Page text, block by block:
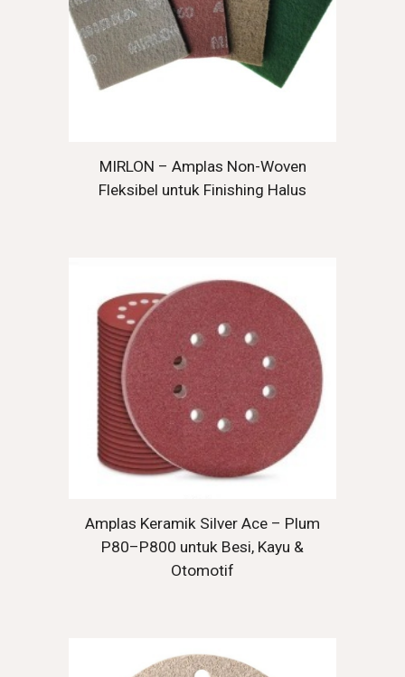
MIRLON – Amplas Non-Woven
Fleksibel untuk Finishing Halus
Amplas Keramik Silver Ace – Plum
P80–P800 untuk Besi, Kayu &
Otomotif